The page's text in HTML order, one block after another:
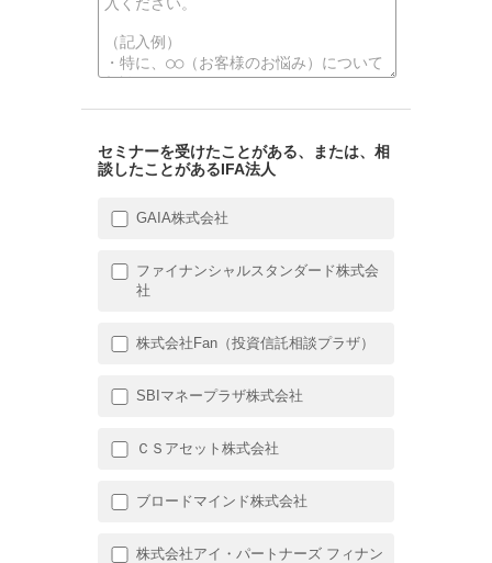
セミナーを受けたことがある、または、相
談したことがあるIFA法人
GAIA株式会社
ファイナンシャルスタンダード株式会
社
株式会社Fan（投資信託相談プラザ）
SBIマネープラザ株式会社
ＣＳアセット株式会社
ブロードマインド株式会社
株式会社アイ・パートナーズ フィナン